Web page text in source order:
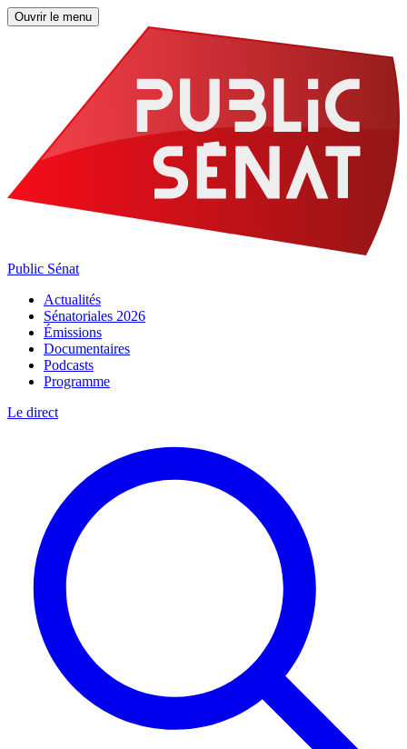
Ouvrir le menu
Public Sénat
Actualités
Sénatoriales 2026
Émissions
Documentaires
Podcasts
Programme
Le direct